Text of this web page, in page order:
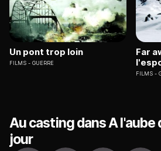
Un pont trop loin
FILMS GUERRE
Far
FILMS
Au casting dans A l'aube
jour